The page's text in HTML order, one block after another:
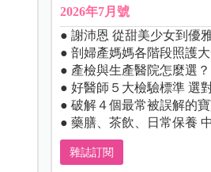
2026年7月號
● 謝沛恩 從甜美少女到優
● 剖婦產媽媽各階段照護
● 產檢與生產醫院怎麼選？
● 好醫師５大檢驗標準 選
● 破解４個最常被誤解的
● 藥膳、茶飲、日常保養
雜誌訂閱